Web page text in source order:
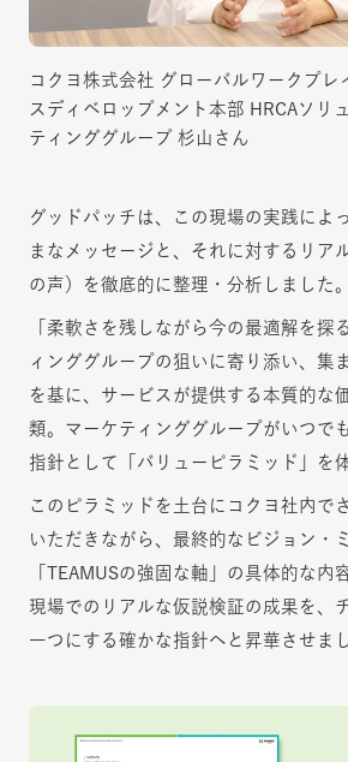
コクヨ株式会社 グローバルワークプレ
スディベロップメント本部 HRCAソリ
ティンググループ 杉山さん
グッドパッチは、この現場の実践によ
まなメッセージと、それに対するリア
の声）を徹底的に整理・分析しました。
「柔軟さを残しながら今の最適解を探
ィンググループの狙いに寄り添い、集
を基に、サービスが提供する本質的な
類。マーケティンググループがいつで
指針として「バリューピラミッド」を
このピラミッドを土台にコクヨ社内で
いただきながら、最終的なビジョン・
「TEAMUSの強固な軸」の具体的な内
現場でのリアルな仮説検証の成果を、
一つにする確かな指針へと昇華させま